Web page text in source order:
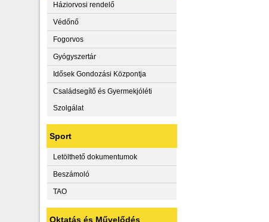
Háziorvosi rendelő
Védőnő
Fogorvos
Gyógyszertár
Idősek Gondozási Központja
Családsegítő és Gyermekjóléti
Szolgálat
Sport
Letölthető dokumentumok
Beszámoló
TAO
Oktatás és Művelődés